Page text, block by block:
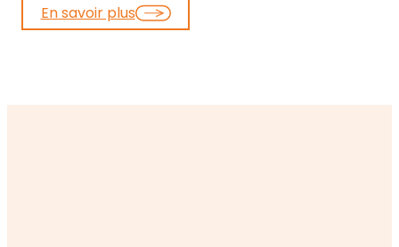
En savoir plus